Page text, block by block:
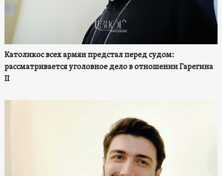
Католикос всех армян предстал перед судом:
рассматривается уголовное дело в отношении Гарегина
II